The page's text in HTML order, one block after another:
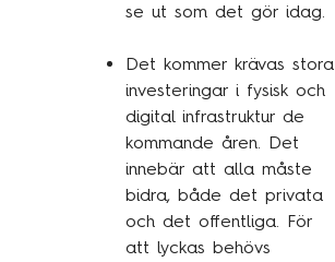
se ut som det gör idag.
Det kommer krävas stora
investeringar i fysisk och
digital infrastruktur de
kommande åren. Det
innebär att alla måste
bidra, både det privata
och det offentliga. För
att lyckas behövs